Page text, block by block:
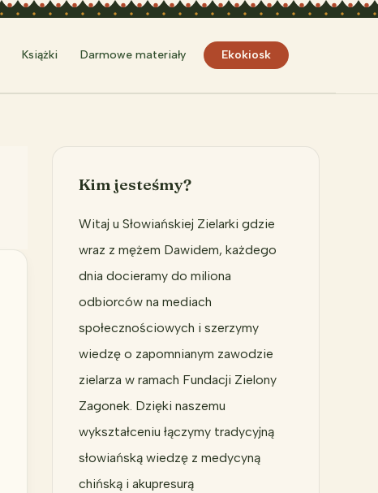
Książki Darmowe materiały Ekokiosk
Kim jesteśmy?
Witaj u Słowiańskiej Zielarki gdzie
wraz z mężem Dawidem, każdego
dnia docieramy do miliona
odbiorców na mediach
społecznościowych i szerzymy
wiedzę o zapomnianym zawodzie
zielarza w ramach Fundacji Zielony
Zagonek. Dzięki naszemu
wykształceniu łączymy tradycyjną
słowiańską wiedzę z medycyną
chińską i akupresurą